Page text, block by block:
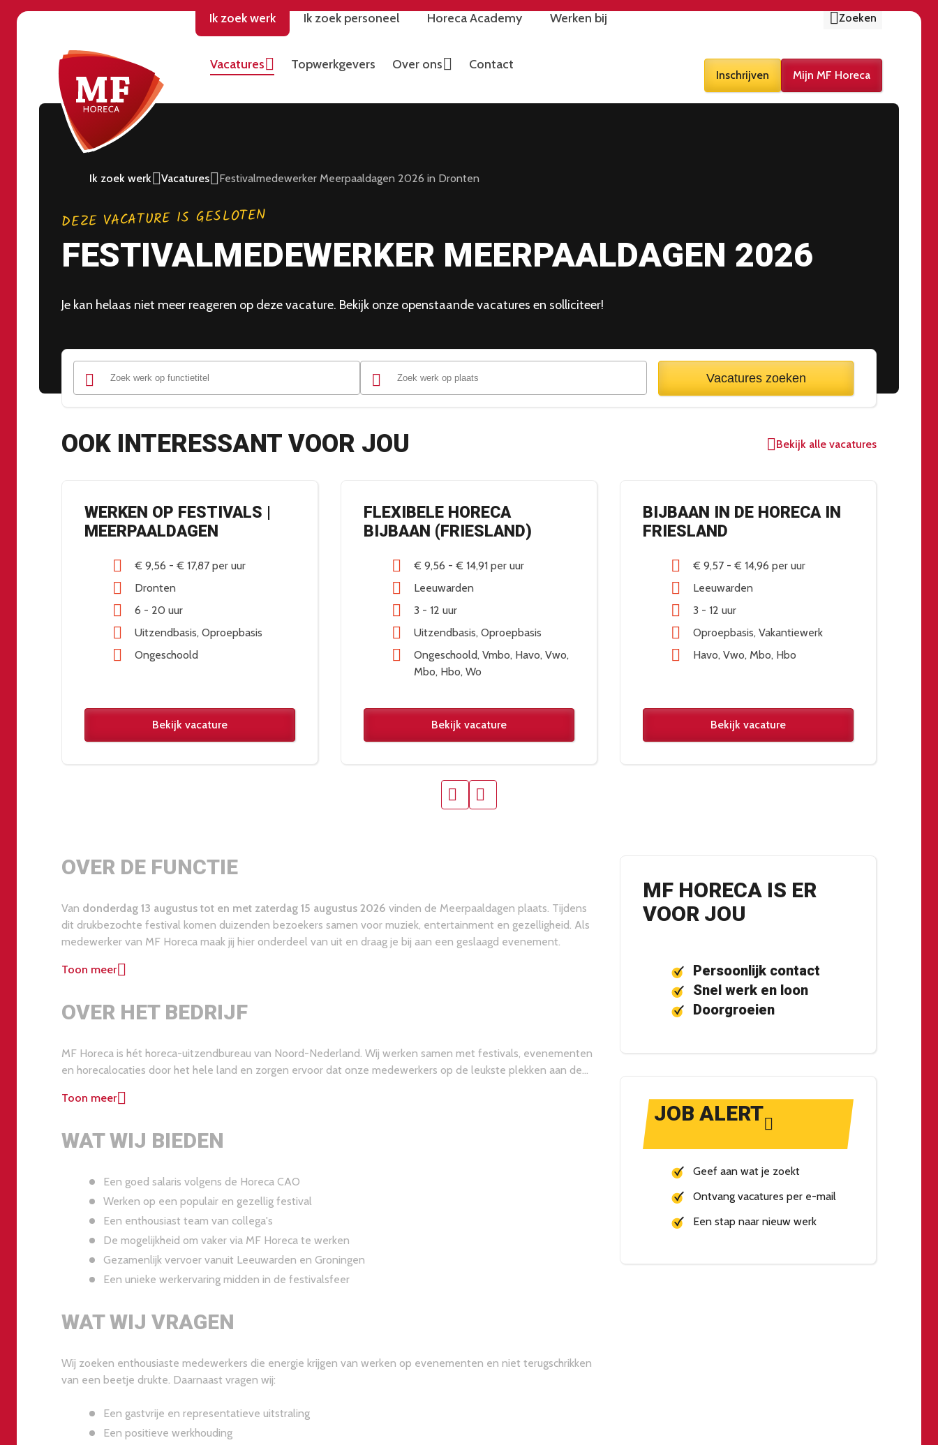
Zoeken
Ik zoek werk Ik zoek personeel Horeca Academy Werken bij
Vacatures Topwerkgevers Over ons Contact
Inschrijven Mijn MF Horeca
Ik zoek werk Vacatures Festivalmedewerker Meerpaaldagen 2026 in Dronten
DEZE VACATURE IS GESLOTEN
FESTIVALMEDEWERKER MEERPAALDAGEN 2026
Je kan helaas niet meer reageren op deze vacature. Bekijk onze openstaande vacatures en solliciteer!
Vacatures zoeken
OOK INTERESSANT VOOR JOU Bekijk alle vacatures
WERKEN OP FESTIVALS |
MEERPAALDAGEN
€ 9,56 - € 17,87 per uur
Dronten
6 - 20 uur
Uitzendbasis Oproepbasis
Ongeschoold
Bekijk vacature
FLEXIBELE HORECA
BIJBAAN (FRIESLAND)
€ 9,56 - € 14,91 per uur
Leeuwarden
3 - 12 uur
Uitzendbasis Oproepbasis
Ongeschoold Vmbo Havo Vwo
Mbo Hbo Wo
Bekijk vacature
BIJBAAN IN DE HORECA IN
FRIESLAND
€ 9,57 - € 14,96 per uur
Leeuwarden
3 - 12 uur
Oproepbasis Vakantiewerk
Havo Vwo Mbo Hbo
Bekijk vacature
OVER DE FUNCTIE
Van donderdag 13 augustus tot en met zaterdag 15 augustus 2026 vinden de Meerpaaldagen plaats. Tijdens
dit drukbezochte festival komen duizenden bezoekers samen voor muziek, entertainment en gezelligheid. Als
medewerker van MF Horeca maak jij hier onderdeel van uit en draag je bij aan een geslaagd evenement.
Toon meer
OVER HET BEDRIJF
MF Horeca is hét horeca-uitzendbureau van Noord-Nederland. Wij werken samen met festivals, evenementen
en horecalocaties door het hele land en zorgen ervoor dat onze medewerkers op de leukste plekken aan de
Toon meer
WAT WIJ BIEDEN
Een goed salaris volgens de Horeca CAO
Werken op een populair en gezellig festival
Een enthousiast team van collega's
De mogelijkheid om vaker via MF Horeca te werken
Gezamenlijk vervoer vanuit Leeuwarden en Groningen
Een unieke werkervaring midden in de festivalsfeer
WAT WIJ VRAGEN
Wij zoeken enthousiaste medewerkers die energie krijgen van werken op evenementen en niet terugschrikken
van een beetje drukte. Daarnaast vragen wij:
Een gastvrije en representatieve uitstraling
Een positieve werkhouding
MF HORECA IS ER
VOOR JOU
Persoonlijk contact
Snel werk en loon
Doorgroeien
JOB ALERT
Geef aan wat je zoekt
Ontvang vacatures per e-mail
Een stap naar nieuw werk